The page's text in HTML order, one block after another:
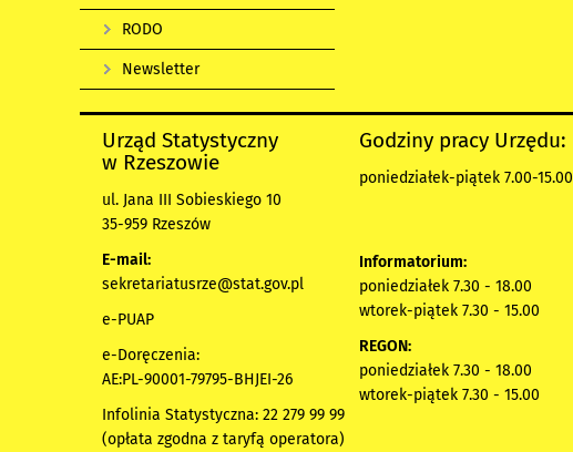
RODO
Newsletter
Urząd Statystyczny
w Rzeszowie
ul. Jana III Sobieskiego 10
35-959 Rzeszów
E-mail:
sekretariatusrze@stat.gov.pl
e-PUAP
e-Doręczenia:
AE:PL-90001-79795-BHJEI-26
Infolinia Statystyczna: 22 279 99 99
(opłata zgodna z taryfą operatora)
Godziny pracy Urzędu:
poniedziałek-piątek 7.00-15.00
Informatorium:
poniedziałek 7.30 - 18.00
wtorek-piątek 7.30 - 15.00
REGON:
poniedziałek 7.30 - 18.00
wtorek-piątek 7.30 - 15.00